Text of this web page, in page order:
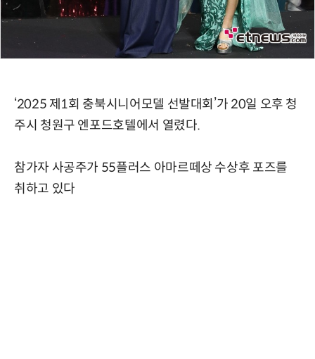
‘2025 제1회 충북시니어모델 선발대회’가 20일 오후 청
주시 청원구 엔포드호텔에서 열렸다.
참가자 사공주가 55플러스 아마르떼상 수상후 포즈를
취하고 있다